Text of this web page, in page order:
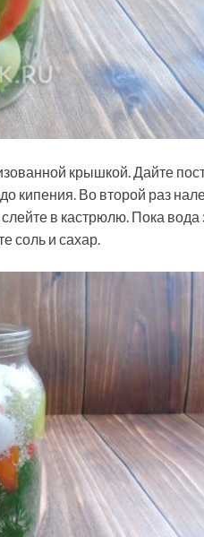
крышкой. Дайте
кипения. Во второй раз
в кастрюлю. Пока вода
соль и сахар.